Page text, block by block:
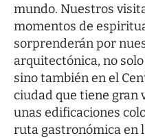
mundo. Nuestros
momentos de
sorprenderán por
arquitectónica, no
sino también en el
ciudad que tiene gran
unas edificaciones
ruta gastronómica en